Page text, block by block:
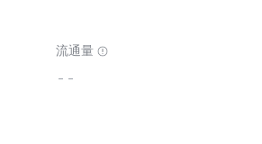
流通量
--